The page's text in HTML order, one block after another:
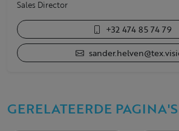
Sales Director
+32 474 85 74 79
GERELATEERDE PAGINA'S